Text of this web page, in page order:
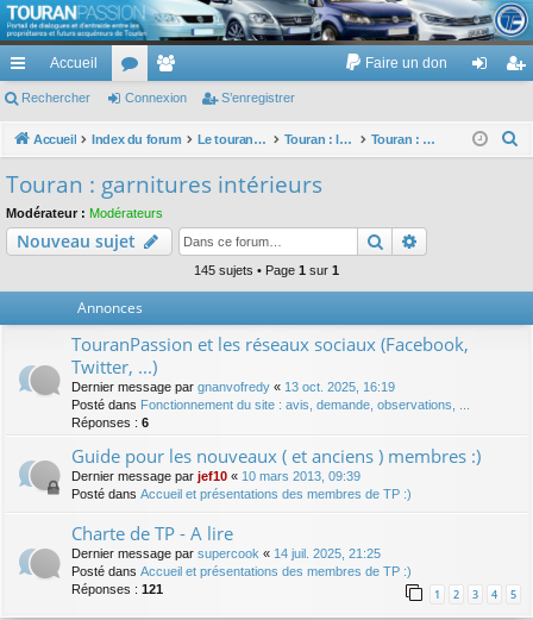
TouranPassion
Le forum des propriétaires ou futurs acquéreurs du Volkswagen Touran
cc
ès
pi
de
Accueil
or
u
e
m
Faire un don
ne nr
Rechercher Connexion S’enregistrer
Accueil Index du forum Le touran dans ses versions I (V1 V2 V3) et II ... Touran : les éléments et équipements extérieurs et intérieurs Touran : garnitures intérieurs
c
Touran : garnitures intérieurs
Modérateur : Modérateurs
Nouveau sujet Rechercher
145 sujets • Page 1 sur 1
Annonces
TouranPassion et les réseaux sociaux (Facebook,
Twitter, ...)
Dernier message par gnanvofredy « 13 oct. 2025, 16:19
Posté dans Fonctionnement du site : avis, demande, observations, ...
Réponses : 6
Guide pour les nouveaux ( et anciens ) membres :)
Dernier message par jef10 « 10 mars 2013, 09:39
Posté dans Accueil et présentations des membres de TP :)
Charte de TP - A lire
Dernier message par supercook « 14 juil. 2025, 21:25
Posté dans Accueil et présentations des membres de TP :)
Réponses : 121 1 2 3 4 5